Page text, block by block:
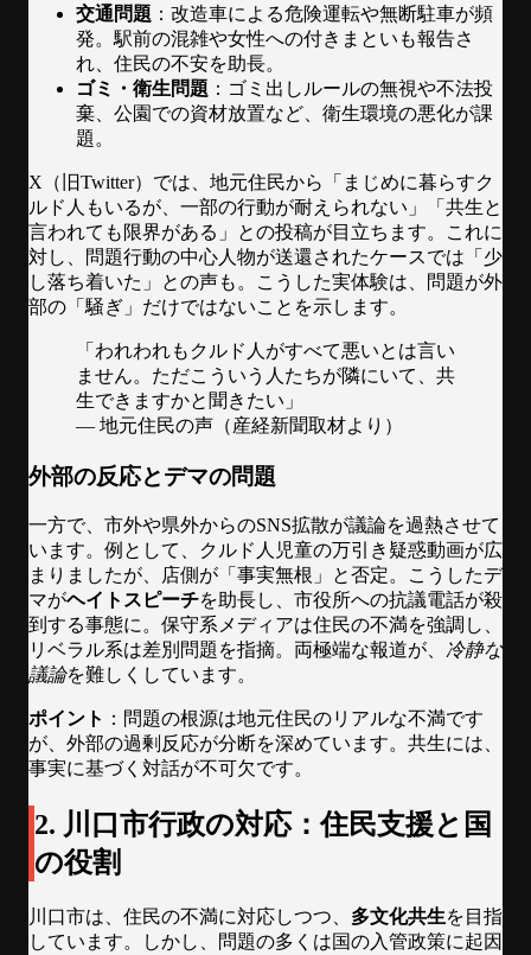
交通問題 ：改造車による危険運転や無断駐車が頻
発。駅前の混雑や女性への付きまといも報告さ
れ、住民の不安を助長。
ゴミ・衛生問題 ：ゴミ出しルールの無視や不法投
棄、公園での資材放置など、衛生環境の悪化が課
題。
X（旧Twitter）では、地元住民から「まじめに暮らすク
ルド人もいるが、一部の行動が耐えられない」「共生と
言われても限界がある」との投稿が目立ちます。これに
対し、問題行動の中心人物が送還されたケースでは「少
し落ち着いた」との声も。こうした実体験は、問題が外
部の「騒ぎ」だけではないことを示します。
「われわれもクルド人がすべて悪いとは言い
ません。ただこういう人たちが隣にいて、共
生できますかと聞きたい」
— 地元住民の声（産経新聞取材より）
外部の反応とデマの問題
一方で、市外や県外からのSNS拡散が議論を過熱させて
います。例として、クルド人児童の万引き疑惑動画が広
まりましたが、店側が「事実無根」と否定。こうしたデ
マがヘイトスピーチを助長し、市役所への抗議電話が殺
到する事態に。保守系メディアは住民の不満を強調し、
リベラル系は差別問題を指摘。両極端な報道が、 冷静な
議論を難しくしています。
ポイント ：問題の根源は地元住民のリアルな不満です
が、外部の過剰反応が分断を深めています。共生には、
事実に基づく対話が不可欠です。
2. 川口市行政の対応：住民支援と国
の役割
川口市は、住民の不満に対応しつつ、 多文化共生を目指
しています。しかし、問題の多くは国の入管政策に起因